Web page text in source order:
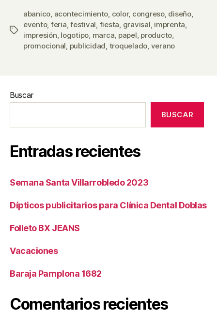
Etiquetas
abanico, acontecimiento, color, congreso, diseño,
evento, feria,festival, fiesta, gravisal, imprenta,
impresión, logotipo, marca, papel, producto,
promocional, publicidad, troquelado, verano
Buscar
BUSCAR
Entradas recientes
Semana Santa Villarrobledo 2023
Dípticos publicitarios para Clínica Dental Doblas
Folleto BX JEANS
Vacaciones
Baraja Pamplona 1682
Comentarios recientes